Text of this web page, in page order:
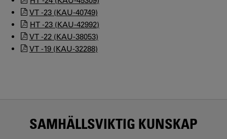
VT -23 (KAU-40749)
HT -23 (KAU-42992)
VT -22 (KAU-38053)
VT -19 (KAU-32288)
SAMHÄLLSVIKTIG KUNSKAP